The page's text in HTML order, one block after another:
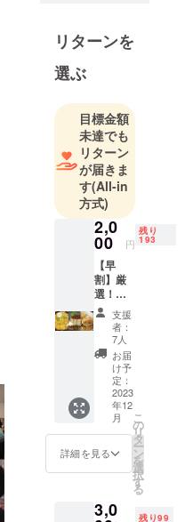
リターンを
選ぶ
目標金額
未達でも
リターン
が届きま
す(All-in
方式)
2,0
00 円
残り
193
【早
割】厳
選！ご
はんの
お供
セッ
ト
2,000円
(税込／
送料込
ターン
詳細 ・
北海道
とうも
ろこし
の素 2
支援
者：
7人
お届
け予
定：
2023
年12
月
詳細を見る
こ
の
リ
タ
ー
ン
を
選
択
す
る
3,0 残り99